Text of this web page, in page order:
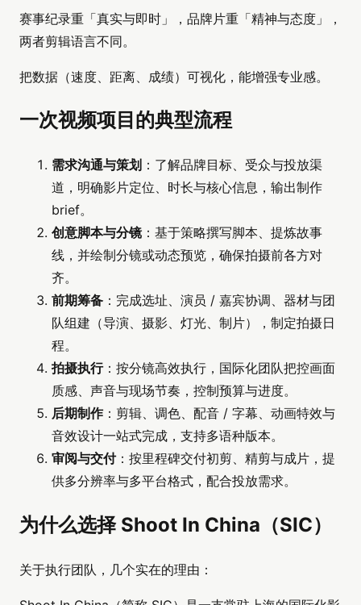
赛事纪录重「真实与即时」，品牌片重「精神与态度」，
两者剪辑语言不同。
把数据（速度、距离、成绩）可视化，能增强专业感。
一次视频项目的典型流程
需求沟通与策划 ：了解品牌目标、受众与投放渠
道，明确影片定位、时长与核心信息，输出制作
brief。
创意脚本与分镜 ：基于策略撰写脚本、提炼故事
线，并绘制分镜或动态预览，确保拍摄前各方对
齐。
前期筹备 ：完成选址、演员 / 嘉宾协调、器材与团
队组建（导演、摄影、灯光、制片），制定拍摄日
程。
拍摄执行：按分镜高效执行，国际化团队把控画面
质感、声音与现场节奏，控制预算与进度。
后期制作：剪辑、调色、配音 / 字幕、动画特效与
音效设计一站式完成，支持多语种版本。
审阅与交付：按里程碑交付初剪、精剪与成片，提
供多分辨率与多平台格式，配合投放需求。
为什么选择 Shoot In China（SIC）
关于执行团队，几个实在的理由：